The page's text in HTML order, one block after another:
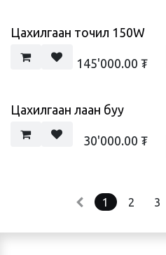
Цахилгаан точил 150W
145'000.00 ₮
Цахилгаан лаан буу
30'000.00 ₮
1 2 3